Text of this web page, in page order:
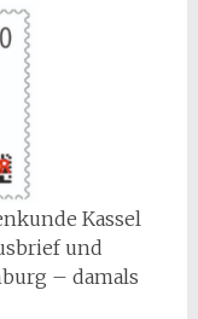
Kassel
und
– damals